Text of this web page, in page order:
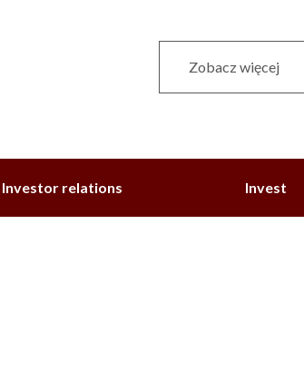
Zobacz więcej
Investor relations Invest